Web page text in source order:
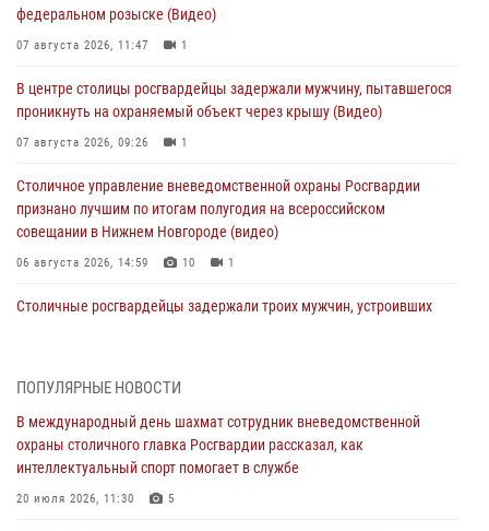
федеральном розыске (Видео)
07 августа 2026, 11:47 1
В центре столицы росгвардейцы задержали мужчину, пытавшегося
проникнуть на охраняемый объект через крышу (Видео)
07 августа 2026, 09:26 1
Столичное управление вневедомственной охраны Росгвардии
признано лучшим по итогам полугодия на всероссийском
совещании в Нижнем Новгороде (видео)
06 августа 2026, 14:59 10 1
Столичные росгвардейцы задержали троих мужчин, устроивших
матче в Москве обеспечила Росгвардия (видео)
06 августа 2026, 08:30
Столичные росгвардейцы задержали мужчину, устроившего дебош
ПОПУЛЯРНЫЕ НОВОСТИ
В международный день шахмат сотрудник вневедомственной
охраны столичного главка Росгвардии рассказал, как
интеллектуальный спорт помогает в службе
20 июля 2026, 11:30 5